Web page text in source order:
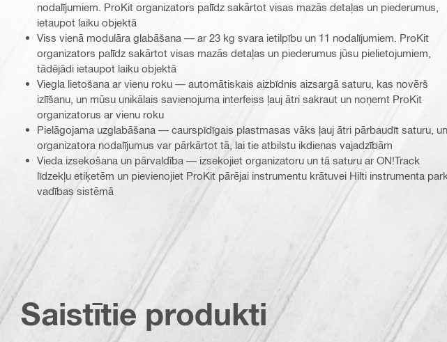
nodalījumiem. ProKit organizators palīdz sakārtot visas mazās detaļas un piederumus,
ietaupot laiku objektā
Viss vienā modulāra glabāšana — ar 23 kg svara ietilpību un 11 nodalījumiem. ProKit
organizators palīdz sakārtot visas mazās detaļas un piederumus jūsu pielietojumiem,
tādējādi ietaupot laiku objektā
Viegla lietošana ar vienu roku — automātiskais aizbīdnis aizsargā saturu, kas novērš
izlīšanu, un mūsu unikālais savienojuma interfeiss ļauj ātri sakraut un noņemt ProKit
organizatorus ar vienu roku
Pielāgojama uzglabāšana — caurspīdīgais plastmasas vāks ļauj ātri pārbaudīt saturu, un
organizatora nodalījumus var pārkārtot tā, lai tie atbilstu ikdienas vajadzībām
Vieda izsekošana un pārvaldība — izsekojiet organizatoru un tā saturu ar ON!Track
līdzekļu etiķetēm un pievienojiet ProKit pārējai instrumentu krātuvei Hilti instrumenta
vadības sistēmā
Saistītie produkti